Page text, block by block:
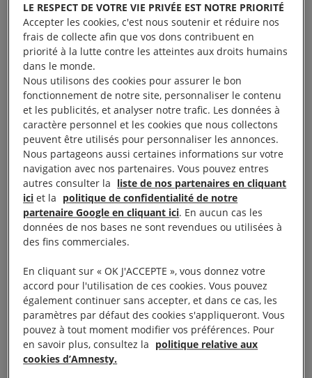
Pas de groupe local près de
chez vous ?
LE RESPECT DE VOTRE VIE PRIVÉE EST NOTRE PRIORITÉ
Accepter les cookies, c'est nous soutenir et réduire nos
frais de collecte afin que vos dons contribuent en
priorité à la lutte contre les atteintes aux droits humains
dans le monde.
Nous utilisons des cookies pour assurer le bon
fonctionnement de notre site, personnaliser le contenu
et les publicités, et analyser notre trafic. Les données à
caractère personnel et les cookies que nous collectons
peuvent être utilisés pour personnaliser les annonces.
Nous partageons aussi certaines informations sur votre
navigation avec nos partenaires. Vous pouvez entres
autres consulter la liste de nos partenaires en cliquant
ici et la politique de confidentialité de notre
partenaire Google en cliquant ici. En aucun cas les
données de nos bases ne sont revendues ou utilisées à
des fins commerciales.
En cliquant sur « OK J'ACCEPTE », vous donnez votre
accord pour l'utilisation de ces cookies. Vous pouvez
également continuer sans accepter, et dans ce cas, les
paramètres par défaut des cookies s'appliqueront. Vous
pouvez à tout moment modifier vos préférences. Pour
en savoir plus, consultez la politique relative aux
cookies d’Amnesty.